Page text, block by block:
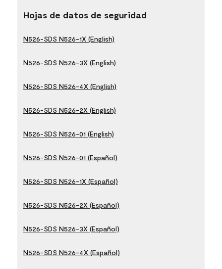
Hojas de datos de seguridad
N526-SDS N526-1X (English)
N526-SDS N526-3X (English)
N526-SDS N526-4X (English)
N526-SDS N526-2X (English)
N526-SDS N526-01 (English)
N526-SDS N526-01 (Español)
N526-SDS N526-1X (Español)
N526-SDS N526-2X (Español)
N526-SDS N526-3X (Español)
N526-SDS N526-4X (Español)